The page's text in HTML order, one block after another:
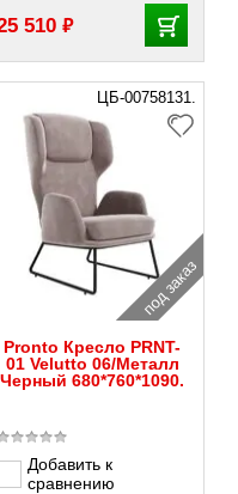
510 ₽
ЦБ-00758131.
под заказ
Pronto Кресло PRNT-
01 Velutto 06/Металл
Черный 680*760*1090.
Добавить к
сравнению